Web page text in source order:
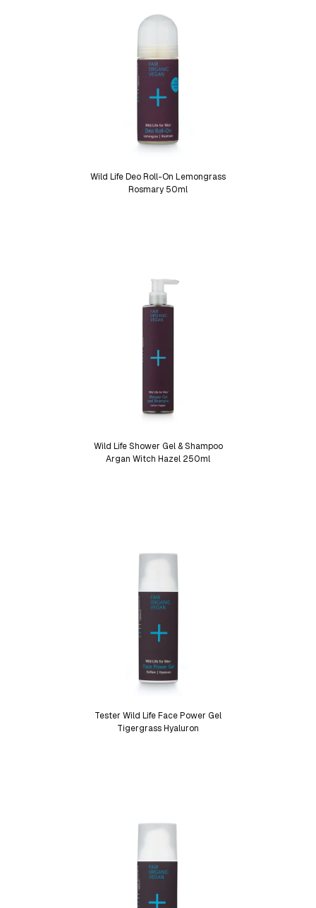
Wild Life Deo Roll-On Lemongrass
Rosmary 50ml
Wild Life Shower Gel & Shampoo
Argan Witch Hazel 250ml
Tester Wild Life Face Power Gel
Tigergrass Hyaluron